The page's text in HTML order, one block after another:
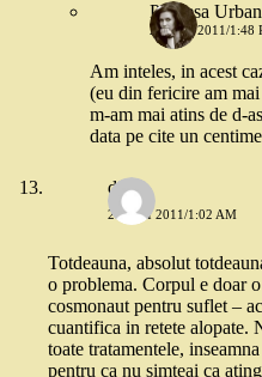
Printesa
24 MAI 2011/1:48
Am inteles, in acest
(eu din fericire am
m-am mai atins de d-
data pe cite un
doina
24 MAI 2011/1:02 AM
Totdeauna, absolut
o problema. Corpul e doar
cosmonaut pentru suflet –
cuantifica in retete alopate.
toate tratamentele,
pentru ca nu simteai ca